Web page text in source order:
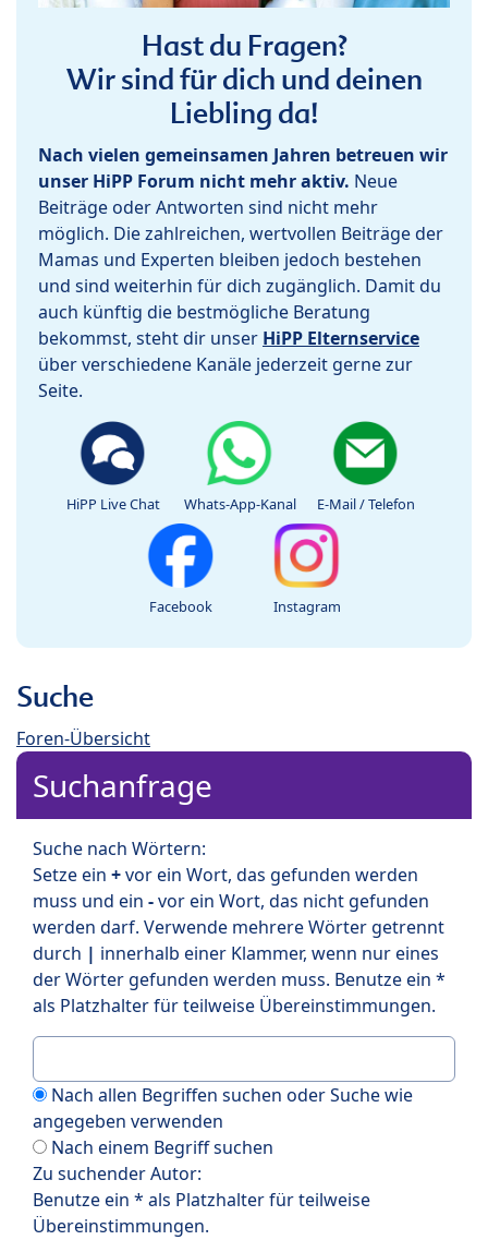
Hast du Fragen?
Wir sind für dich und deinen
Liebling da!
Nach vielen gemeinsamen Jahren betreuen wir
unser HiPP Forum nicht mehr aktiv. Neue
Beiträge oder Antworten sind nicht mehr
möglich. Die zahlreichen, wertvollen Beiträge der
Mamas und Experten bleiben jedoch bestehen
und sind weiterhin für dich zugänglich. Damit du
auch künftig die bestmögliche Beratung
bekommst, steht dir unser HiPP Elternservice
über verschiedene Kanäle jederzeit gerne zur
Seite.
HiPP Live Chat Whats-App-Kanal E-Mail / Telefon
Facebook Instagram
Suche
Foren-Übersicht
Suchanfrage
Suche nach Wörtern:
Setze ein +vor ein Wort, das gefunden werden
muss und ein -vor ein Wort, das nicht gefunden
werden darf. Verwende mehrere Wörter getrennt
durch | innerhalb einer Klammer, wenn nur eines
der Wörter gefunden werden muss. Benutze ein *
als Platzhalter für teilweise Übereinstimmungen.
Nach allen Begriffen suchen oder Suche wie
angegeben verwenden
Nach einem Begriff suchen
Zu suchender Autor:
Benutze ein * als Platzhalter für teilweise
Übereinstimmungen.